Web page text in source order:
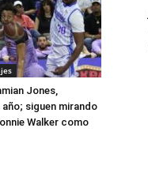
Jones,
siguen mirando
Walker como